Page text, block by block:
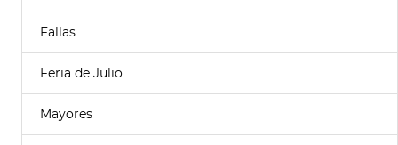
Fallas
Feria de Julio
Mayores